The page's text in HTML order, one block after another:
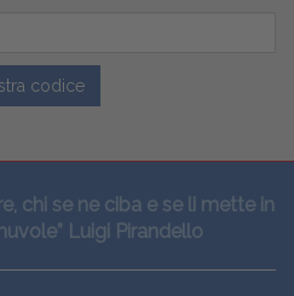
codice
chi se ne ciba e se li mette in
Luigi Pirandello